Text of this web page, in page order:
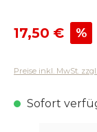
Verkaufspreis:
17,50 € %
Preise inkl. MwSt.
Sofort